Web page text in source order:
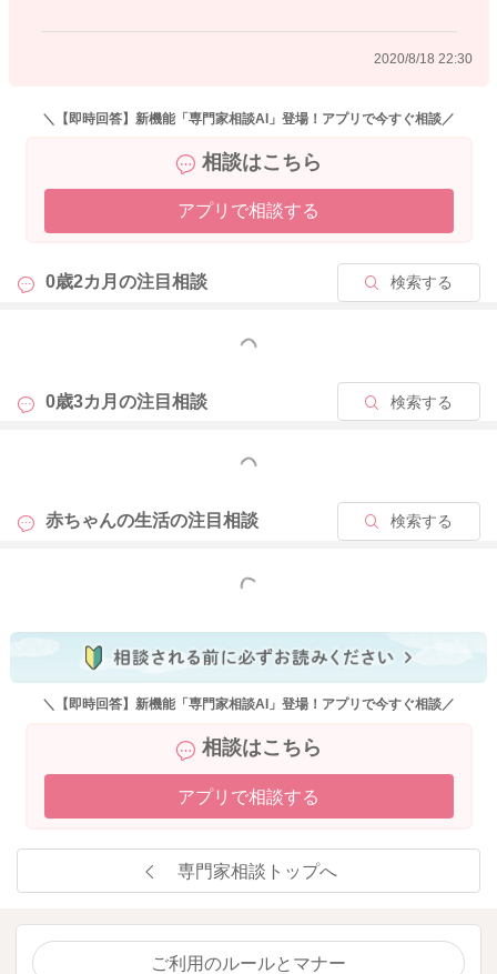
2020/8/18 22:30
＼【即時回答】新機能「専門家相談AI」登場！アプリで今すぐ相談／
相談はこちら
アプリで相談する
0歳2カ月の注目相談 検索する
もっと見る
0歳3カ月の注目相談 検索する
もっと見る
赤ちゃんの生活の注目相談 検索する
もっと見る
＼【即時回答】新機能「専門家相談AI」登場！アプリで今すぐ相談／
相談はこちら
アプリで相談する
専門家相談トップへ
ご利用のルールとマナー